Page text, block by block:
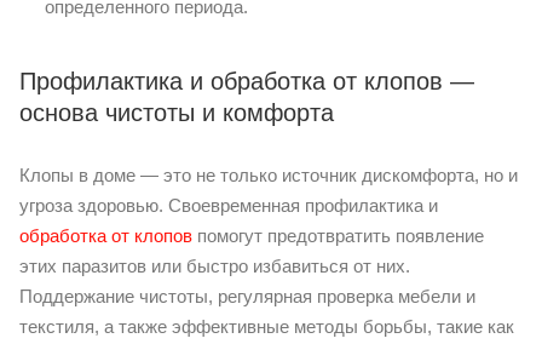
определенного периода.
Профилактика и обработка от клопов —
основа чистоты и комфорта
Клопы в доме — это не только источник дискомфорта, но и
угроза здоровью. Своевременная профилактика и
обработка от клопов помогут предотвратить появление
этих паразитов или быстро избавиться от них.
Поддержание чистоты, регулярная проверка мебели и
текстиля, а также эффективные методы борьбы, такие как